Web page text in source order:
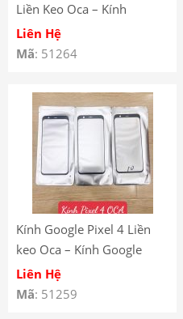
Liền Keo Oca – Kính
Google Pixel 8 Pro Có Keo
Oca
Liên Hệ
Mã: 51264
Kính Google Pixel 4 Liền
keo Oca – Kính Google
Pixel 4 Có Keo Oca
Liên Hệ
Mã: 51259